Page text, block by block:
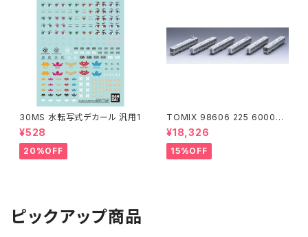
30MS 水転写式デカール 汎用1
¥528
20%OFF
TOMIX 98606 225 6000系
(6両) 鉄道模型
¥18,326
15%OFF
ピックアップ商品